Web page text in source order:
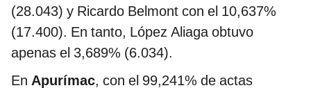
(28.043) y Ricardo Belmont con el 10,637%
(17.400). En tanto, López Aliaga obtuvo
apenas el 3,689% (6.034).
En Apurímac, con el 99,241% de actas